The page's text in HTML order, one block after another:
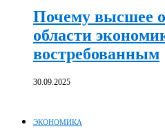
Почему высшее
области
востребованным
30.09.2025
ЭКОНОМИКА